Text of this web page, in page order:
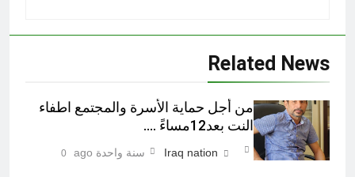
Related News
من أجل حماية الأسرة والمجتمع اطفاء
النت بعد12مساءً ….
Iraq nation سنة واحدة ago 0